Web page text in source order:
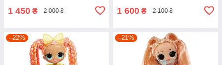
1 450 ₴ 2 000 ₴ 1 600 ₴ 2 100 ₴
–22% –21%